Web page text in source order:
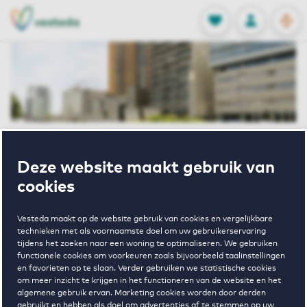
Deze website maakt gebruik van
cookies
Vesteda maakt op de website gebruik van cookies en vergelijkbare
technieken met als voornaamste doel om uw gebruikerservaring
tijdens het zoeken naar een woning te optimaliseren. We gebruiken
functionele cookies om voorkeuren zoals bijvoorbeeld taalinstellingen
en favorieten op te slaan. Verder gebruiken we statistische cookies
om meer inzicht te krijgen in het functioneren van de website en het
algemene gebruik ervan. Marketing cookies worden door derden
FAVORIETEN
Opgeslagen
INLOGGEN
NL
EN
Zalmstraat 25 Rotterdam
Zalmstraat 25
Rotterdam